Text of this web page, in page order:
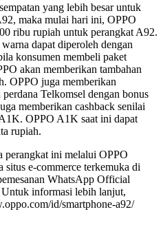
yang lebih besar untuk
maka mulai hari ini, OPPO
ribu rupiah untuk perangkat A92.
dapat diperoleh dengan
konsumen membeli paket
akan memberikan tambahan
OPPO juga memberikan
Telkomsel dengan bonus
memberikan cashback senilai
OPPO A1K saat ini dapat
rupiah.
perangkat ini melalui OPPO
e-commerce terkemuka di
WhatsApp Official
informasi lebih lanjut,
id/smartphone-a92/